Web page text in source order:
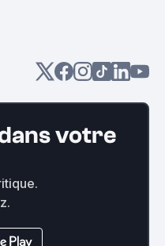
votre